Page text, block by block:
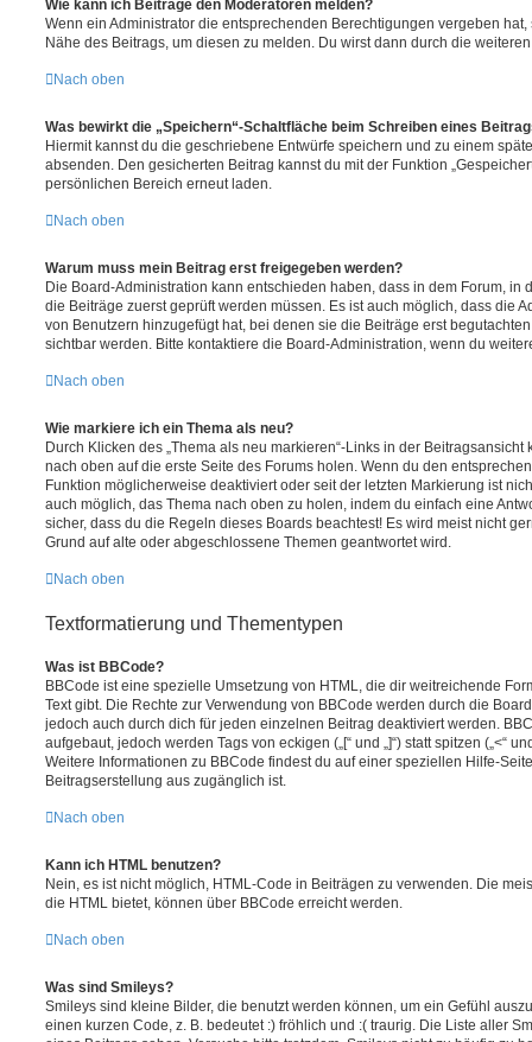
Wie kann ich Beiträge den Moderatoren melden?
Wenn ein Administrator die entsprechenden Berechtigungen vergeben
Nähe des Beitrags, um diesen zu melden. Du wirst dann durch die
Nach oben
Was bewirkt die „Speichern“-Schaltfläche beim Schreiben eines
Hiermit kannst du die geschriebene Entwürfe speichern und zu einem
absenden. Den gesicherten Beitrag kannst du mit der Funktion
persönlichen Bereich erneut laden.
Nach oben
Warum muss mein Beitrag erst freigegeben werden?
Die Board-Administration kann entschieden haben, dass in dem Forum, in
die Beiträge zuerst geprüft werden müssen. Es ist auch möglich, dass die
von Benutzern hinzugefügt hat, bei denen sie die Beiträge erst
sichtbar werden. Bitte kontaktiere die Board-Administration, wenn du
Nach oben
Wie markiere ich ein Thema als neu?
Durch Klicken des „Thema als neu markieren“-Links in der
nach oben auf die erste Seite des Forums holen. Wenn du den
Funktion möglicherweise deaktiviert oder seit der letzten Markierung ist
auch möglich, das Thema nach oben zu holen, indem du einfach eine
sicher, dass du die Regeln dieses Boards beachtest! Es wird meist nicht
Grund auf alte oder abgeschlossene Themen geantwortet wird.
Nach oben
Textformatierung und Thementypen
Was ist BBCode?
BBCode ist eine spezielle Umsetzung von HTML, die dir weitreichende
Text gibt. Die Rechte zur Verwendung von BBCode werden durch die
jedoch auch durch dich für jeden einzelnen Beitrag deaktiviert werden.
aufgebaut, jedoch werden Tags von eckigen („[“ und „]“) statt spitzen („<“
Weitere Informationen zu BBCode findest du auf einer speziellen Hilfe-
Beitragserstellung aus zugänglich ist.
Nach oben
Kann ich HTML benutzen?
Nein, es ist nicht möglich, HTML-Code in Beiträgen zu verwenden. Die
die HTML bietet, können über BBCode erreicht werden.
Nach oben
Was sind Smileys?
Smileys sind kleine Bilder, die benutzt werden können, um ein Gefühl
einen kurzen Code, z. B. bedeutet :) fröhlich und :( traurig. Die Liste aller